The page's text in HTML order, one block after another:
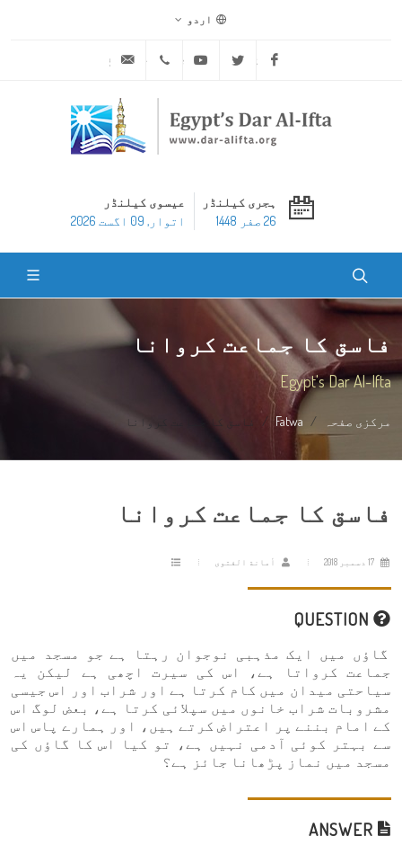
اردو
Facebook
Twitter
Youtube
ہجری کیلنڈر
26 صفر 1448
عیسوی کیلنڈر
اتوار, 09 اگست 2026
فاسق کا جماعت کروانا
Egypt's Dar Al-Ifta
مرکزی صفحہ Fatwa فاسق کا جماعت کروانا
فاسق کا جماعت کروانا
أمانة الفتوى
گاؤں میں ایک مذہبی نوجوان رہتا ہے جو مسجد میں
جماعت کرواتا ہے، اس کی سیرت اچھی ہے لیکن یہ
سیاحتی میدان میں کام کرتا ہے اور شراب اور اس جیسی
مشروبات شراب خانوں میں سپلائی کرتا ہے، بعض لوگ اس
کے امام بننے پر اعتراض کرتے ہیں، اور ہمارے پاس اس
سے بہتر کوئی آدمی نہیں ہے، تو کیا اس کا گاؤں کی
مسجد میں نماز پڑھانا جائز ہے؟